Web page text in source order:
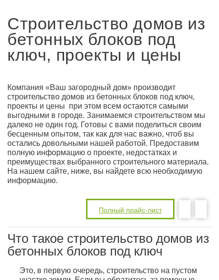
Строительство домов из
бетонных блоков под
ключ, проекты и цены
Компания «Ваш загородный дом» производит
строительство домов из бетонных блоков под ключ,
проекты и цены при этом всем остаются самыми
выгодными в городе. Занимаемся строительством мы
далеко не один год. Готовы с вами поделиться своим
бесценным опытом, так как для нас важно, чтоб вы
остались довольными нашей работой. Предоставим
полную информацию о проекте, недостатках и
преимуществах выбранного строительного материала.
На нашем сайте, ниже, вы найдете всю необходимую
информацию.
Полный прайс-лист
Что такое строительство домов из
бетонных блоков под ключ
Это, в первую очередь, строительство на пустом